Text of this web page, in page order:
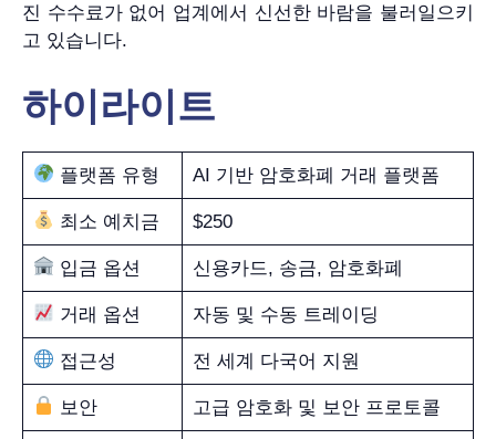
진 수수료가 없어 업계에서 신선한 바람을 불러일으키
고 있습니다.
하이라이트
플랫폼 유형 AI 기반 암호화폐 거래 플랫폼
최소 예치금 $250
입금 옵션 신용카드, 송금, 암호화폐
거래 옵션 자동 및 수동 트레이딩
접근성 전 세계 다국어 지원
보안 고급 암호화 및 보안 프로토콜